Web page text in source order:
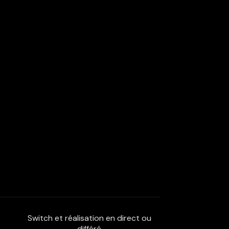
Switch et réalisation en direct ou